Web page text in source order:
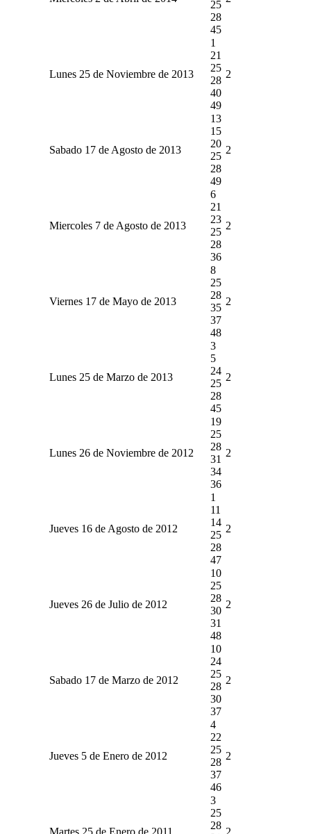
25
28
45
Lunes 25 de Noviembre de 2013
1
21
25
28
40
49
2
Sabado 17 de Agosto de 2013
13
15
20
25
28
49
2
Miercoles 7 de Agosto de 2013
6
21
23
25
28
36
2
Viernes 17 de Mayo de 2013
8
25
28
35
37
48
2
Lunes 25 de Marzo de 2013
3
5
24
25
28
45
2
Lunes 26 de Noviembre de 2012
19
25
28
31
34
36
2
Jueves 16 de Agosto de 2012
1
11
14
25
28
47
2
Jueves 26 de Julio de 2012
10
25
28
30
31
48
2
Sabado 17 de Marzo de 2012
10
24
25
28
30
37
2
Jueves 5 de Enero de 2012
4
22
25
28
37
46
2
Martes 25 de Enero de 2011
3
25
28
2